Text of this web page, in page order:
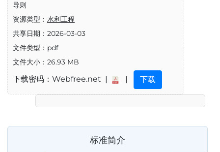
导则
资源类型： 水利工程
共享日期：2026-03-03
文件类型：pdf
文件大小：26.93 MB
下载密码：Webfree.net | | 下载
标准简介